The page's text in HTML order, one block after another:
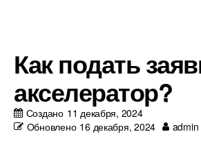
Как подать
акселератор?
Создано 11 декабря, 2024
Обновлено 16 декабря, 2024 admin